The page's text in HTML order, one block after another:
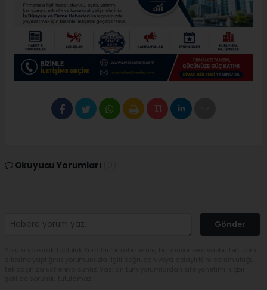
Okuyucu Yorumları
Gönder